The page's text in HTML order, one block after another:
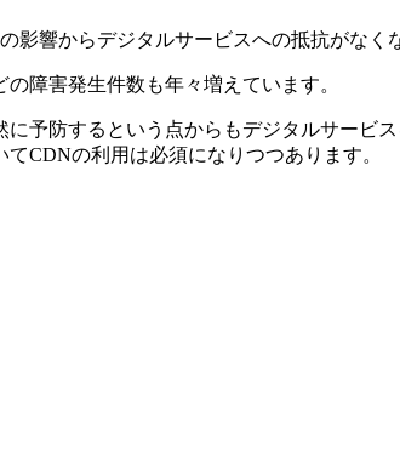
響からデジタルサービスへの抵抗がな
障害発生件数も年々増えています。
予防するという点からもデジタルサービ
CDNの利用は必須になりつつあります。